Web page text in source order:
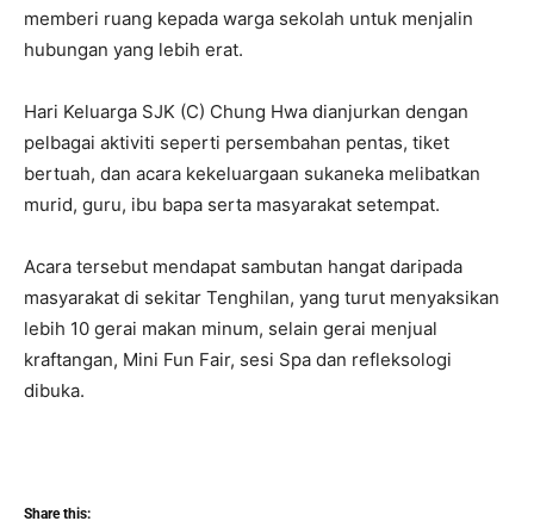
memberi ruang kepada warga sekolah untuk menjalin
hubungan yang lebih erat.
Hari Keluarga SJK (C) Chung Hwa dianjurkan dengan
pelbagai aktiviti seperti persembahan pentas, tiket
bertuah, dan acara kekeluargaan sukaneka melibatkan
murid, guru, ibu bapa serta masyarakat setempat.
Acara tersebut mendapat sambutan hangat daripada
masyarakat di sekitar Tenghilan, yang turut menyaksikan
lebih 10 gerai makan minum, selain gerai menjual
kraftangan, Mini Fun Fair, sesi Spa dan refleksologi
dibuka.
Share this: